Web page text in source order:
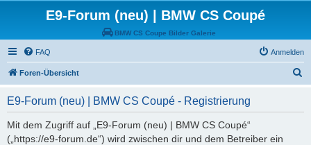
E9-Forum (neu) | BMW CS Coupé
BMW CS Coupe Bilder Galerie
FAQ Anmelden
Foren-Übersicht
E9-Forum (neu) | BMW CS Coupé - Registrierung
Mit dem Zugriff auf „E9-Forum (neu) | BMW CS Coupé“
(„https://e9-forum.de“) wird zwischen dir und dem Betreiber ein